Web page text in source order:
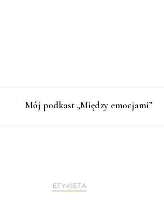
Mój podkast „Między emocjami”
ETYKIETA